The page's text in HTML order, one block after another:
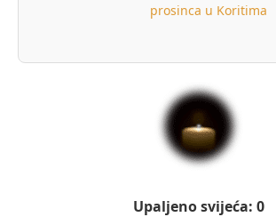
prosinca u Koritima
Upaljeno svijeća: 0